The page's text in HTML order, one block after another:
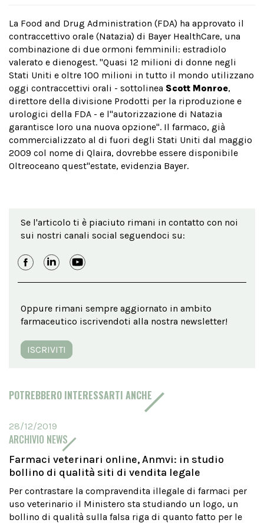
La Food and Drug Administration (FDA) ha approvato il
contraccettivo orale (Natazia) di Bayer HealthCare, una
combinazione di due ormoni femminili: estradiolo
valerato e dienogest. "Quasi 12 milioni di donne negli
Stati Uniti e oltre 100 milioni in tutto il mondo utilizzano
oggi contraccettivi orali - sottolinea Scott Monroe,
direttore della divisione Prodotti per la riproduzione e
urologici della FDA - e l''autorizzazione di Natazia
garantisce loro una nuova opzione". Il farmaco, già
commercializzato al di fuori degli Stati Uniti dal maggio
2009 col nome di Qlaira, dovrebbe essere disponibile
Oltreoceano quest''estate, evidenzia Bayer.
Se l'articolo ti è piaciuto rimani in contatto con noi
sui nostri canali social seguendoci su:
Oppure rimani sempre aggiornato in ambito
farmaceutico iscrivendoti alla nostra newsletter!
ISCRIVITI
POTREBBERO INTERESSARTI ANCHE
28/12/2019
ARCHIVIO NEWS
Farmaci veterinari online, Anmvi: in studio
bollino di qualità siti di vendita legale
Per contrastare la compravendita illegale di farmaci per
uso veterinario il Ministero sta studiando un logo, un
bollino di qualità sulla falsa riga di quanto fatto per le